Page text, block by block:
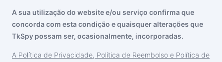
A sua utilização do website e/ou serviço confirma que
concorda com esta condição e quaisquer alterações que
TkSpy possam ser, ocasionalmente, incorporadas.
A Política de Privacidade, Política de Reembolso e Política de